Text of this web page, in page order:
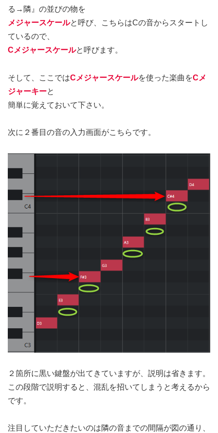
る→隣』の並びの物を
メジャースケールと呼び、こちらはCの音からスタートし
ているので、
Cメジャースケールと呼びます。
そして、ここではCメジャースケールを使った楽曲をCメ
ジャーキーと
簡単に覚えておいて下さい。
次に２番目の音の入力画面がこちらです。
２箇所に黒い鍵盤が出てきていますが、説明は省きます。
この段階で説明すると、混乱を招いてしまうと考えるから
です。
注目していただきたいのは隣の音までの間隔が図の通り、